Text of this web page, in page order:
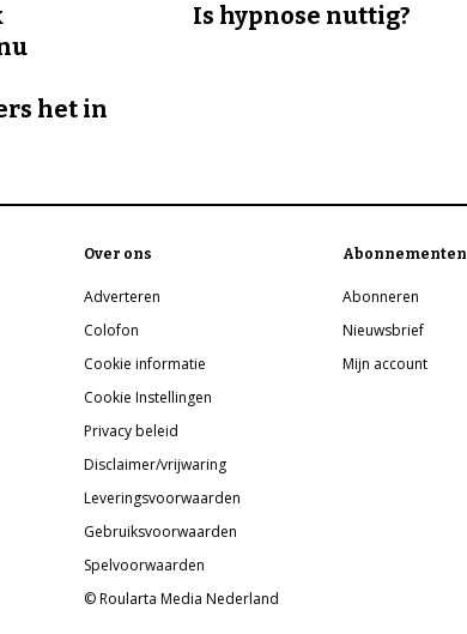
het in
Is hypnose nuttig?
Over ons
Adverteren
Colofon
Cookie informatie
Cookie Instellingen
Privacy beleid
Disclaimer/vrijwaring
Leveringsvoorwaarden
Gebruiksvoorwaarden
Spelvoorwaarden
© Roularta Media Nederland
Abonnementen
Abonneren
Nieuwsbrief
Mijn account